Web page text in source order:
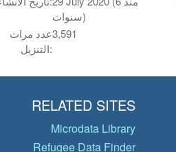
سنوات)
عدد مرات
التنزيل:
3,591
RELATED SITES
Microdata Library
Refugee Data Finder